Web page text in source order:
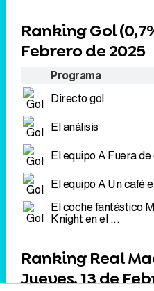
Ranking Gol (
Febrero de 2025
Programa
Directo gol
El análisis
El equipo AFuera
El equipo AUn café
El coche fantástico
Knight en el ...
Ranking Real
Jueves, 13 de